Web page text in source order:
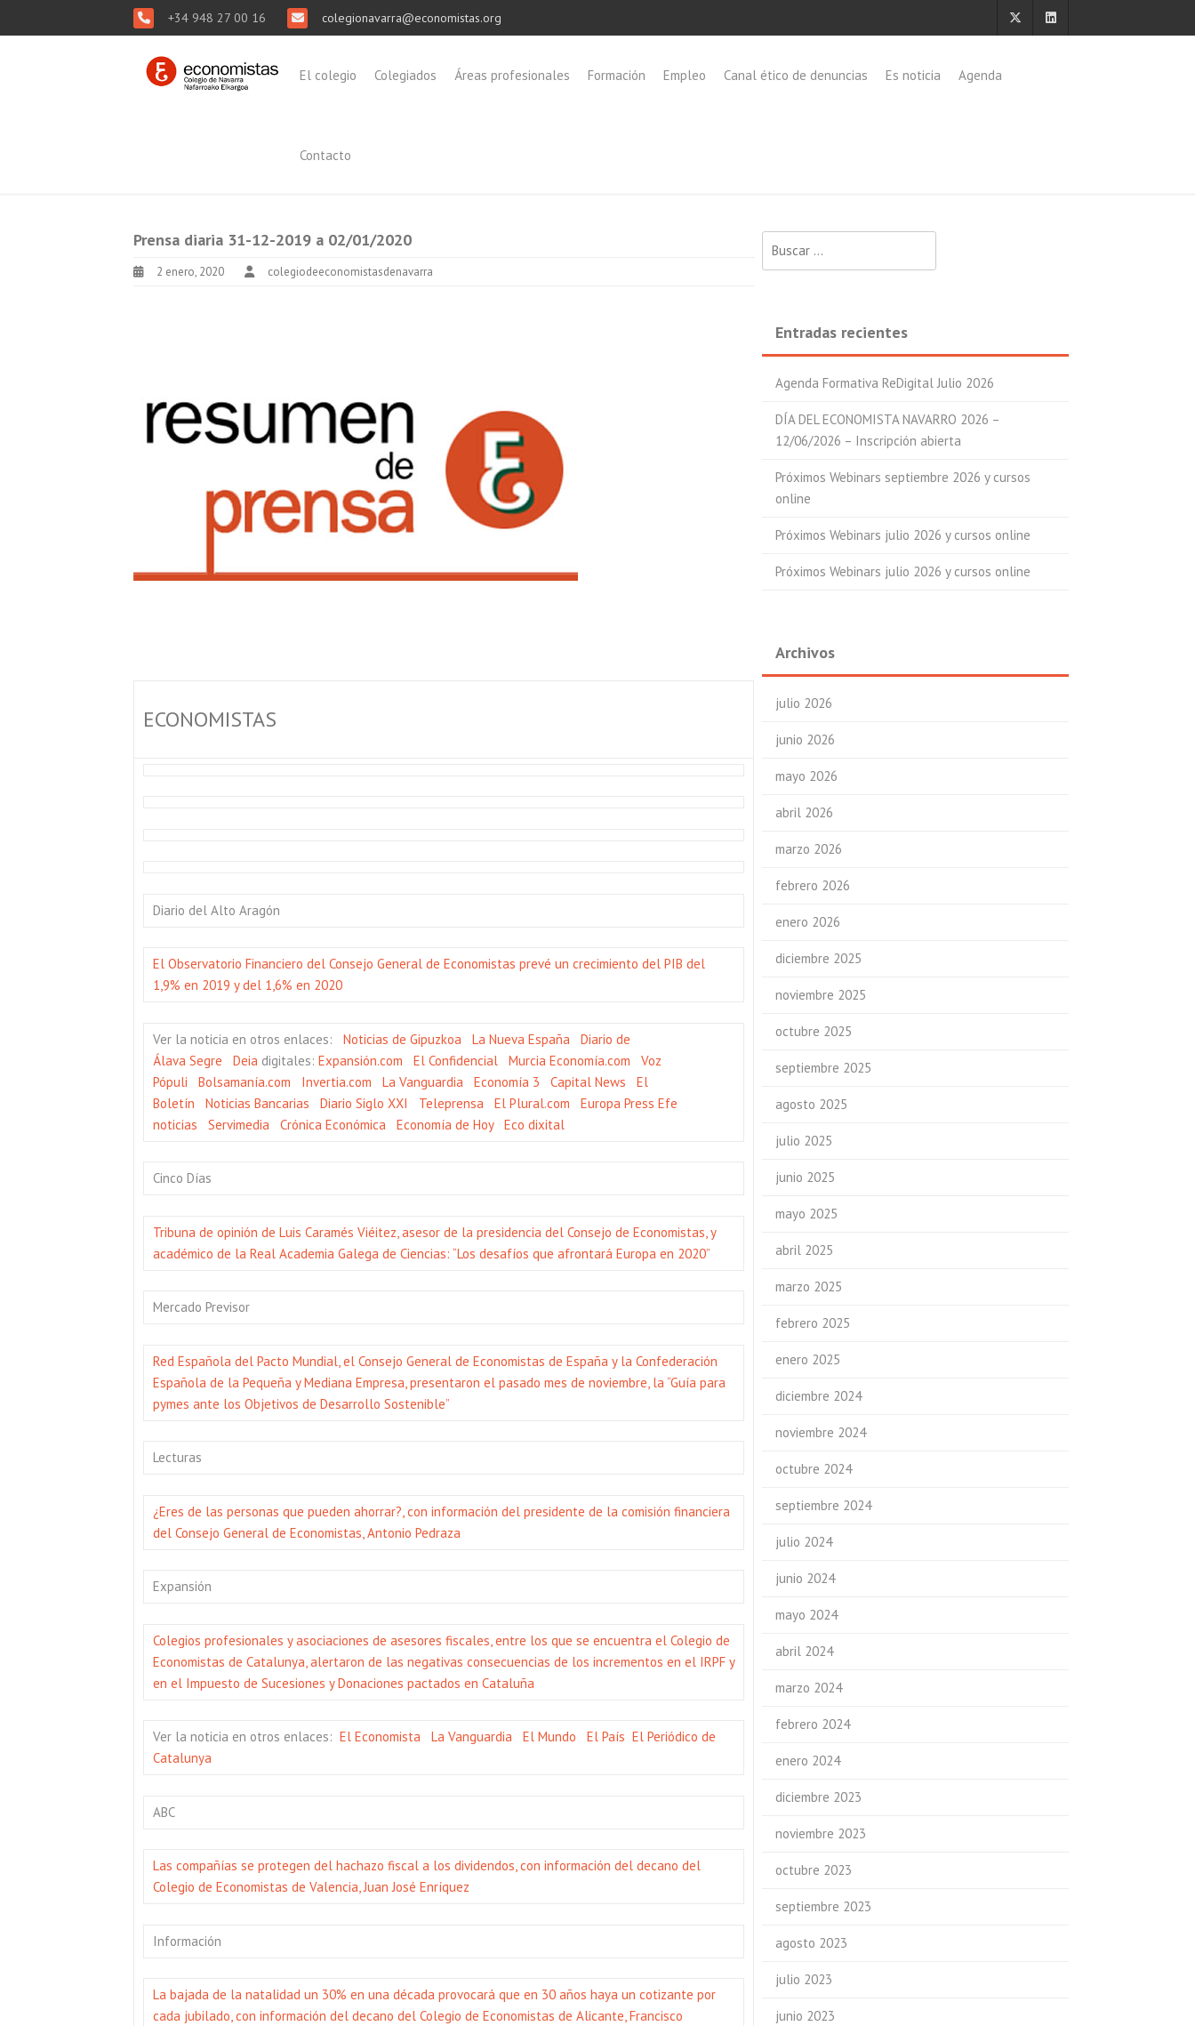
+34 948 27 00 16 colegionavarra@economistas.org
El colegio Colegiados Áreas profesionales Formación Empleo Canal ético de denuncias Es noticia Agenda
Contacto
Prensa diaria 31-12-2019 a 02/01/2020
2 enero, 2020 colegiodeeconomistasdenavarra
ECONOMISTAS
Diario del Alto Aragón
El Observatorio Financiero del Consejo General de Economistas prevé un crecimiento del PIB del
1,9% en 2019 y del 1,6% en 2020
Ver la noticia en otros enlaces: Noticias de Gipuzkoa La Nueva España
Diario de
Álava Segre Deia digitales: Expansión.com El Confidencial Murcia Economía.com
Voz
Pópuli
Bolsamanía.com Invertia.com La Vanguardia Economía 3 Capital News
El
Boletín
Noticias Bancarias Diario Siglo XXI Teleprensa El Plural.com Europa Press Efe
noticias
Servimedia Crónica Económica Economía de Hoy Eco dixital
Cinco Días
Tribuna de opinión de Luis Caramés Viéitez, asesor de la presidencia del Consejo de Economistas, y
académico de la Real Academia Galega de Ciencias: “Los desafíos que afrontará Europa en 2020”
Mercado Previsor
Red Española del Pacto Mundial, el Consejo General de Economistas de España y la Confederación
Española de la Pequeña y Mediana Empresa, presentaron el pasado mes de noviembre, la “Guía para
pymes ante los Objetivos de Desarrollo Sostenible”
Lecturas
¿Eres de las personas que pueden ahorrar?, con información del presidente de la comisión financiera
del Consejo General de Economistas, Antonio Pedraza
Expansión
Colegios profesionales y asociaciones de asesores fiscales, entre los que se encuentra el Colegio de
Economistas de Catalunya, alertaron de las negativas consecuencias de los incrementos en el IRPF y
en el Impuesto de Sucesiones y Donaciones pactados en Cataluña
Ver la noticia en otros enlaces: El Economista La Vanguardia El Mundo El País El Periódico de
Catalunya
ABC
Las compañías se protegen del hachazo fiscal a los dividendos, con información del decano del
Colegio de Economistas de Valencia, Juan José Enríquez
Información
La bajada de la natalidad un 30% en una década provocará que en 30 años haya un cotizante por
cada jubilado, con información del decano del Colegio de Economistas de Alicante, Francisco
Entradas recientes
Agenda Formativa ReDigital Julio 2026
DÍA DEL ECONOMISTA NAVARRO 2026 –
12/06/2026 – Inscripción abierta
Próximos Webinars septiembre 2026 y cursos
online
Próximos Webinars julio 2026 y cursos online
Próximos Webinars julio 2026 y cursos online
Archivos
julio 2026
junio 2026
mayo 2026
abril 2026
marzo 2026
febrero 2026
enero 2026
diciembre 2025
noviembre 2025
octubre 2025
septiembre 2025
agosto 2025
julio 2025
junio 2025
mayo 2025
abril 2025
marzo 2025
febrero 2025
enero 2025
diciembre 2024
noviembre 2024
octubre 2024
septiembre 2024
julio 2024
junio 2024
mayo 2024
abril 2024
marzo 2024
febrero 2024
enero 2024
diciembre 2023
noviembre 2023
octubre 2023
septiembre 2023
agosto 2023
julio 2023
junio 2023